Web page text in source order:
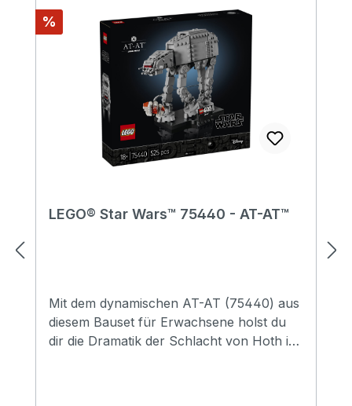
Rabatt
%
LEGO® Star Wars™ 75440 - AT-AT™
Mit dem dynamischen AT-AT (75440) aus
diesem Bauset für Erwachsene holst du
dir die Dramatik der Schlacht von Hoth in